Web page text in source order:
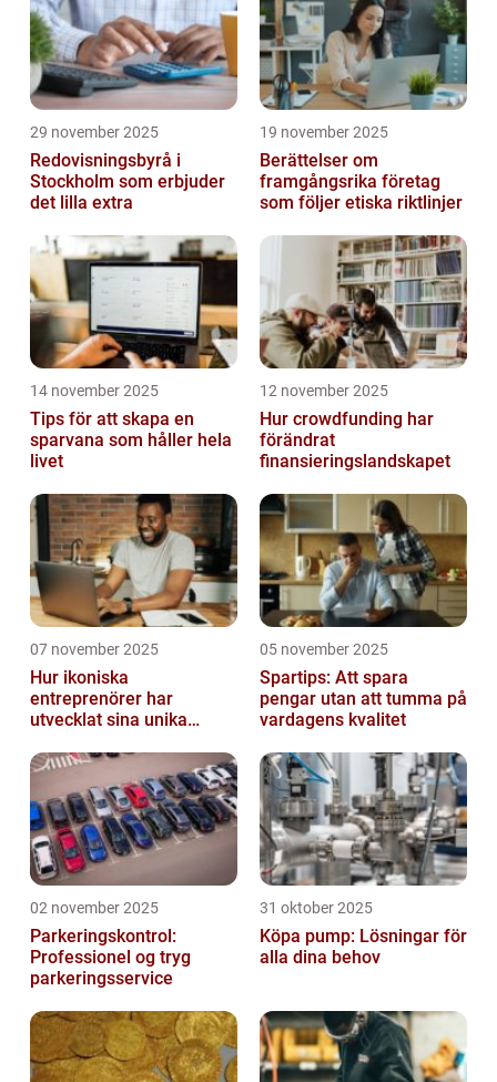
29 november 2025
Redovisningsbyrå i
Stockholm som erbjuder
det lilla extra
19 november 2025
Berättelser om
framgångsrika företag
som följer etiska riktlinjer
14 november 2025
Tips för att skapa en
sparvana som håller hela
livet
12 november 2025
Hur crowdfunding har
förändrat
finansieringslandskapet
07 november 2025
Hur ikoniska
entreprenörer har
utvecklat sina unika
05 november 2025
Spartips: Att spara
pengar utan att tumma på
vardagens kvalitet
02 november 2025
Parkeringskontrol:
Professionel og tryg
parkeringsservice
31 oktober 2025
Köpa pump: Lösningar för
alla dina behov